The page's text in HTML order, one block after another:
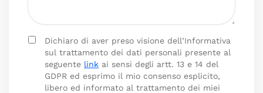
Dichiaro di aver preso visione dell’Informativa
sul trattamento dei dati personali presente al
seguente link ai sensi degli artt. 13 e 14 del
GDPR ed esprimo il mio consenso esplicito,
libero ed informato al trattamento dei miei